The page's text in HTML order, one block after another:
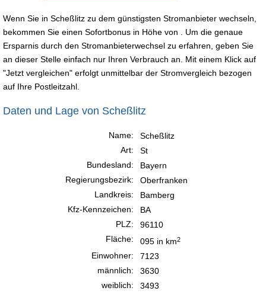
Wenn Sie in Scheßlitz zu dem günstigsten Stromanbieter wechseln,
bekommen Sie einen Sofortbonus in Höhe von . Um die genaue
Ersparnis durch den Stromanbieterwechsel zu erfahren, geben Sie
an dieser Stelle einfach nur Ihren Verbrauch an. Mit einem Klick auf
"Jetzt vergleichen" erfolgt unmittelbar der Stromvergleich bezogen
auf Ihre Postleitzahl.
Daten und Lage von Scheßlitz
Name:
Scheßlitz
Art:
St
Bundesland:
Bayern
Regierungsbezirk:
Oberfranken
Landkreis:
Bamberg
Kfz-Kennzeichen:
BA
PLZ:
96110
Fläche:
095 in km2
Einwohner:
7123
männlich:
3630
weiblich:
3493